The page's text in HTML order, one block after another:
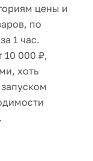
цены и
по
1 час.
10 000 ₽,
хоть